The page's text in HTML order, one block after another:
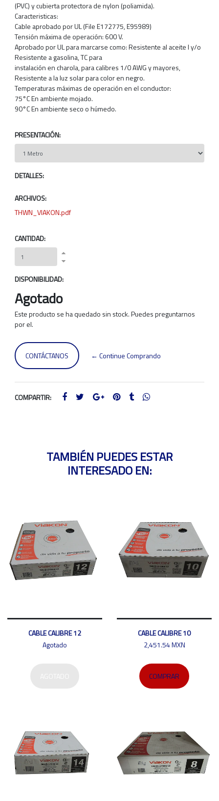
(PVC) y cubierta protectora de nylon (poliamida).
Caracteristicas:
Cable aprobado por UL (File E172775, E95989)
Tensión máxima de operación: 600 V.
Aprobado por UL para marcarse como: Resistente al aceite I y/o
Resistente a gasolina, TC para
instalación en charola, para calibres 1/0 AWG y mayores,
Resistente a la luz solar para color en negro.
Temperaturas máximas de operación en el conductor:
75°C En ambiente mojado.
90°C En ambiente seco o húmedo.
PRESENTACIÓN:
DETALLES:
ARCHIVOS:
THWN_VIAKON.pdf
CANTIDAD:
DISPONIBILIDAD:
Agotado
Este producto se ha quedado sin stock. Puedes preguntarnos
por el.
CONTÁCTANOS ← Continue Comprando
COMPARTIR:
TAMBIÉN PUEDES ESTAR
INTERESADO EN:
CABLE CALIBRE 12
Agotado
CABLE CALIBRE 10
2,451.54 MXN
COMPRAR